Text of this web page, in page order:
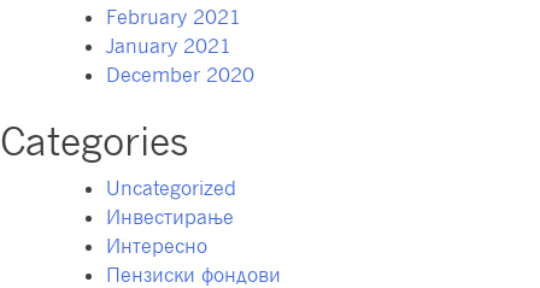
February 2021
January 2021
December 2020
Categories
Uncategorized
Инвестирање
Интересно
Пензиски фондови